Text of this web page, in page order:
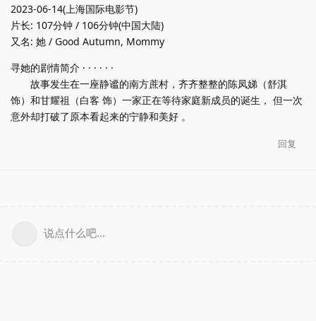
2023-06-14(上海国际电影节)
片长: 107分钟 / 106分钟(中国大陆)
又名: 她 / Good Autumn, Mommy
寻她的剧情简介 · · · · · ·
故事发生在一座静谧的南方蔗村，齐齐整整的陈凤娣（舒淇
饰）和甘耀祖（白客 饰）一家正在等待家庭新成员的诞生， 但一次
意外却打破了原本看起来的宁静和美好 。
回复
说点什么吧...